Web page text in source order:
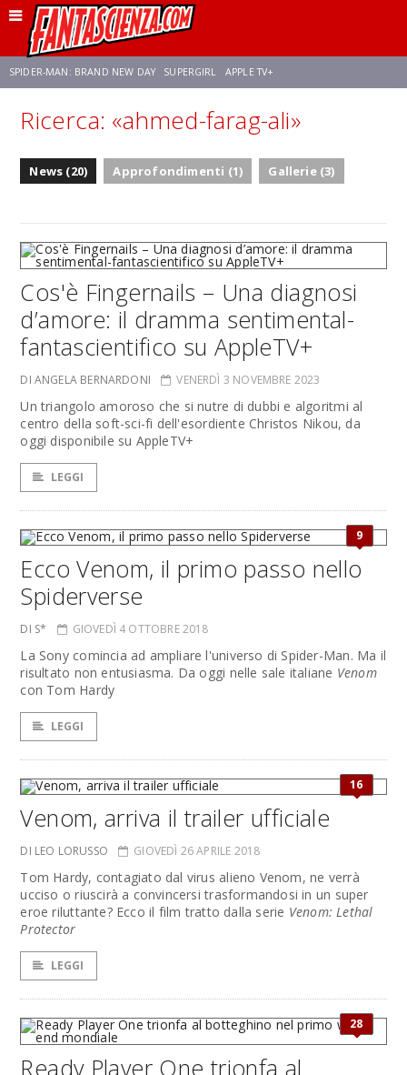
SPIDER-MAN: BRAND NEW DAY SUPERGIRL APPLE TV+
FRANCO RICCIARDIELLO ZENDAYA STAR TREK AVENGERS: DOOMSDAY
Ricerca: «ahmed-farag-ali»
News (20) Approfondimenti (1) Gallerie (3)
Cos'è Fingernails – Una diagnosi
d’amore: il dramma sentimental-
fantascientifico su AppleTV+
DI ANGELA BERNARDONI VENERDÌ 3 NOVEMBRE 2023
Un triangolo amoroso che si nutre di dubbi e algoritmi al
centro della soft-sci-fi dell'esordiente Christos Nikou, da
oggi disponibile su AppleTV+
LEGGI
9
Ecco Venom, il primo passo nello
Spiderverse
DI S* GIOVEDÌ 4 OTTOBRE 2018
La Sony comincia ad ampliare l'universo di Spider-Man. Ma il
risultato non entusiasma. Da oggi nelle sale italiane Venom
con Tom Hardy
LEGGI
16
Venom, arriva il trailer ufficiale
DI LEO LORUSSO GIOVEDÌ 26 APRILE 2018
Tom Hardy, contagiato dal virus alieno Venom, ne verrà
ucciso o riuscirà a convincersi trasformandosi in un super
eroe riluttante? Ecco il film tratto dalla serie Venom: Lethal
Protector
LEGGI
28
Ready Player One trionfa al